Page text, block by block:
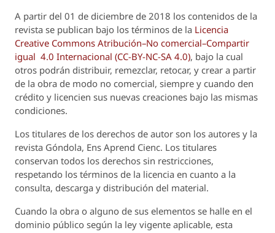
A partir del 01 de diciembre de 2018 los contenidos de la
revista se publican bajo los términos de la Licencia
Creative Commons Atribución–No comercial–Compartir
igual 4.0 Internacional (CC-BY-NC-SA 4.0), bajo la cual
otros podrán distribuir, remezclar, retocar, y crear a partir
de la obra de modo no comercial, siempre y cuando den
crédito y licencien sus nuevas creaciones bajo las mismas
condiciones.
Los titulares de los derechos de autor son los autores y la
revista Góndola, Ens Aprend Cienc. Los titulares
conservan todos los derechos sin restricciones,
respetando los términos de la licencia en cuanto a la
consulta, descarga y distribución del material.
Cuando la obra o alguno de sus elementos se halle en el
dominio público según la ley vigente aplicable, esta